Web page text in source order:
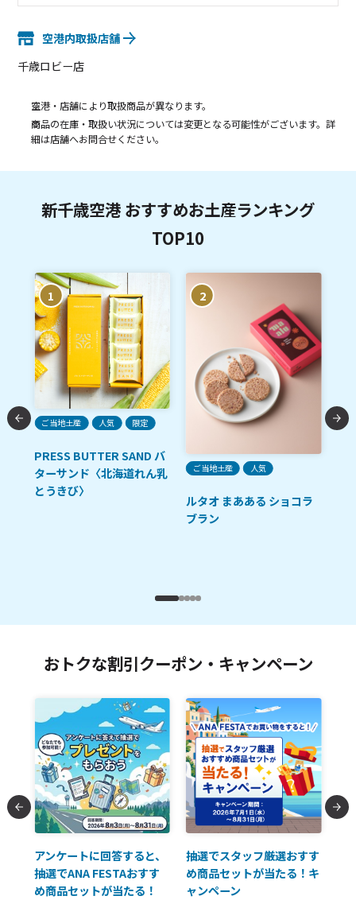
空港内取扱店舗
千歳ロビー店
空港・店舗により取扱商品が異なります。
商品の在庫・取扱い状況については変更となる可能性がございます。詳
細は店舗へお問合せください。
新千歳空港 おすすめお土産ランキング
TOP10
1
ご当地土産 人気 限定
PRESS BUTTER SAND バ
ターサンド〈北海道れん乳
とうきび〉
2
ご当地土産 人気
ルタオ まあある ショコラ
ブラン
おトクな割引クーポン・キャンペーン
アンケートに回答すると、
抽選でANA FESTAおすす
め商品セットが当たる！
抽選でスタッフ厳選おすす
め商品セットが当たる！キ
ャンペーン